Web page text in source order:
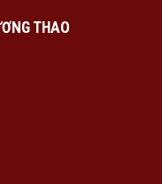
THAO